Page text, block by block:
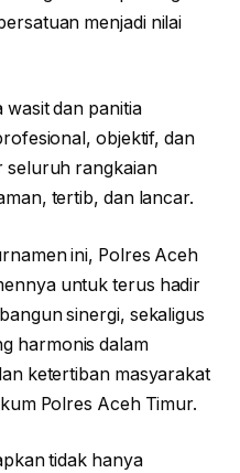
menjadi nilai
wasit dan panitia
objektif, dan
seluruh rangkaian
tertib, dan lancar.
ini, Polres Aceh
untuk terus hadir
sinergi, sekaligus
harmonis dalam
ketertiban masyarakat
Polres Aceh Timur.
tidak hanya